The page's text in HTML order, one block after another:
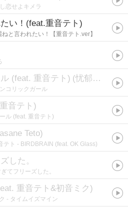
恋せよキメラ
い！(feat.重音テト)
と言われたい！【重音テト.ver】
(feat. 重音テト) (忧郁少女
コリックガール
音テト)
ル (feat. 重音テト)
Teto)
テト - BIRDBRAIN (feat. OK Glass)
した。
てフリーズした。
重音テト&初音ミク)
- タイムイズマイン